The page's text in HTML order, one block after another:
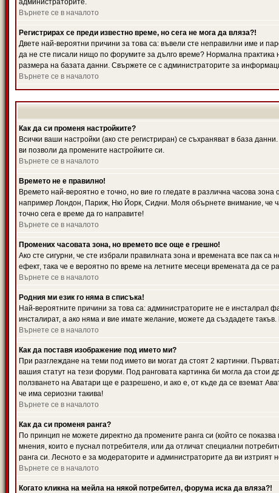
администраторите.
Върнете се в началото
Регистрирах се преди известно време, но сега не мога да вляза?!
Двете най-вероятни причини за това са: въвели сте неправилни име и
да не сте писали нищо по форумите за дълго време? Нормална
размера на базата данни. Свържете се с администраторите за
Върнете се в началото
Как да си променя настройките?
Всички ваши настройки (ако сте регистриран) се съхраняват в база
ви позволи да промените настройките си.
Върнете се в началото
Времето не е правилно!
Времето най-вероятно е точно, но вие го гледате в различна часова
например Лондон, Париж, Ню Йорк, Сидни. Моля обърнете внимание, че
точно сега е време да го направите!
Върнете се в началото
Промених часовата зона, но времето все още е грешно!
Ако сте сигурни, че сте избрали правилната зона и времената все пак
ефект, така че е вероятно по време на летните месеци времената да се
Върнете се в началото
Родния ми език го няма в списъка!
Най-вероятните причини за това са: администраторите не е
инсталират, а ако няма и вие имате желание, можете да създадете
Върнете се в началото
Как да поставя изображение под името ми?
При разглеждане на теми под името ви могат да стоят 2 картинки.
вашия статут на тези форуми. Под ранговата картинка би могла да стои
ползването на Аватари ще е разрешено, и ако е, от къде да се вземат
че има сериозни такива!
Върнете се в началото
Как да си променя ранга?
По принцип не можете директно да промените ранга си (който се
мнения, които е пуснал потребителя, или да отличат специални
ранга си. Лесното е за модераторите и администраторите да ви
Върнете се в началото
Когато кликна на мейла на някой потребител, форума иска да вляза?!